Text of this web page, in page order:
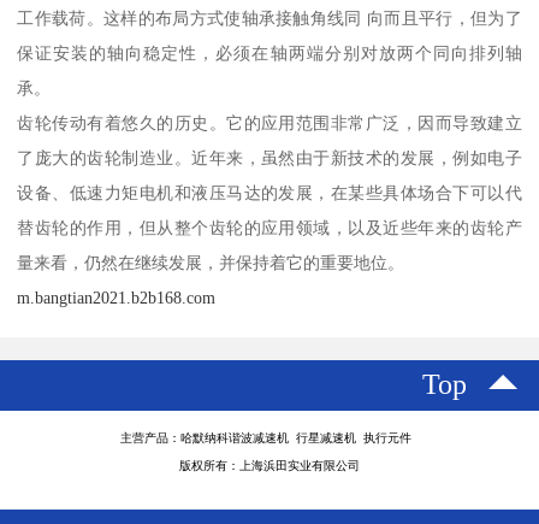
工作载荷。这样的布局方式使轴承接触角线同 向而且平行，但为了
保证安装的轴向稳定性，必须在轴两端分别对放两个同向排列轴
承。
齿轮传动有着悠久的历史。它的应用范围非常广泛，因而导致建立
了庞大的齿轮制造业。近年来，虽然由于新技术的发展，例如电子
设备、低速力矩电机和液压马达的发展，在某些具体场合下可以代
替齿轮的作用，但从整个齿轮的应用领域，以及近些年来的齿轮产
量来看，仍然在继续发展，并保持着它的重要地位。
m.bangtian2021.b2b168.com
Top
主营产品：哈默纳科谐波减速机 行星减速机 执行元件
版权所有：上海浜田实业有限公司